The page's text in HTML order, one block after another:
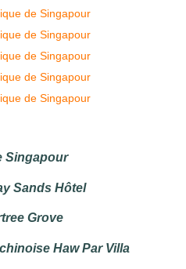
Singapour
Sands Hôtel
Grove
Haw Par Villa